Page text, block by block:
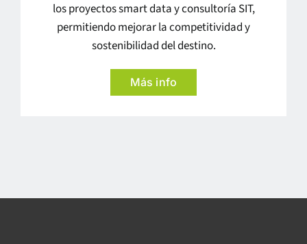
los proyectos smart data y consultoría SIT,
permitiendo mejorar la competitividad y
sostenibilidad del destino.
Más info